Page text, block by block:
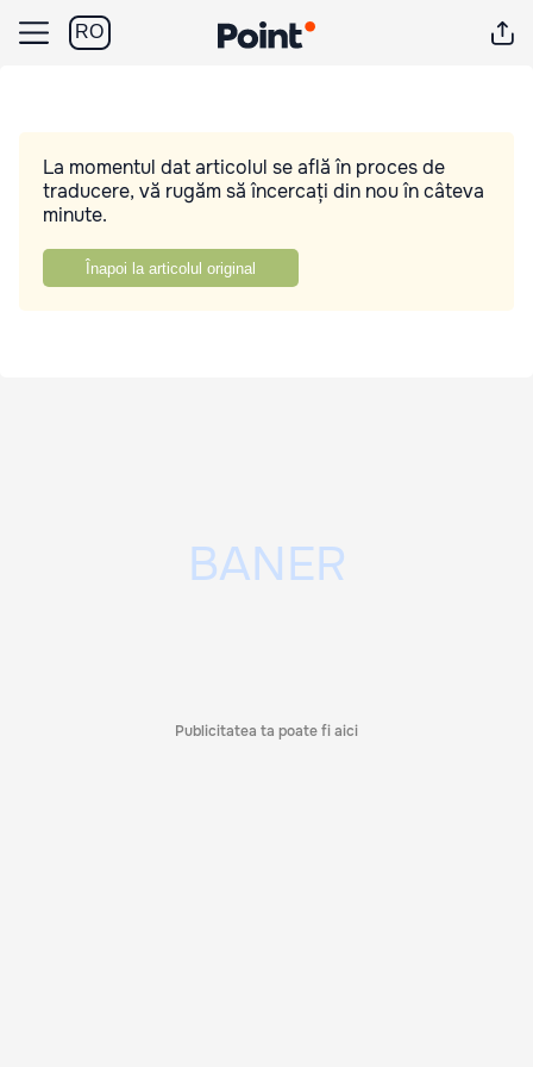
RO
La momentul dat articolul se află în proces de
traducere, vă rugăm să încercați din nou în câteva
minute.
Înapoi la articolul original
Publicitatea ta poate fi aici